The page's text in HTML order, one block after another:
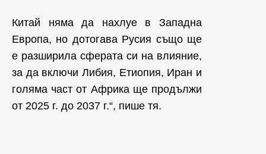
Китай няма да нахлуе в Западна
Европа, но дотогава Русия също ще
е разширила сферата си на влияние,
за да включи Либия, Етиопия, Иран и
голяма част от Африка ще продължи
от 2025 г. до 2037 г.“, пише тя.